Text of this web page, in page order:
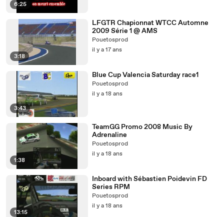
6:25
3:18
LFGTR Chapionnat WTCC Automne
2009 Série 1 @ AMS
Pouetosprod
il y a 17 ans
3:43
Blue Cup Valencia Saturday race1
Pouetosprod
il y a 18 ans
1:38
TeamGG Promo 2008 Music By
Adrenaline
Pouetosprod
il y a 18 ans
13:15
Inboard with Sébastien Poidevin FD
Series RPM
Pouetosprod
il y a 18 ans